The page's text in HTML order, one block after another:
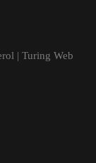
| Turing Web